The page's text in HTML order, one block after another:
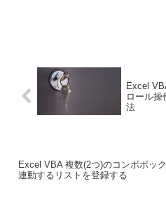
Excel
ロール操
法
Excel VBA 複数(2つ)のコンボボッ
連動するリストを登録する